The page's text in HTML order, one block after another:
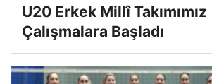
U20 Erkek Millî Takımımız
Çalışmalara Başladı